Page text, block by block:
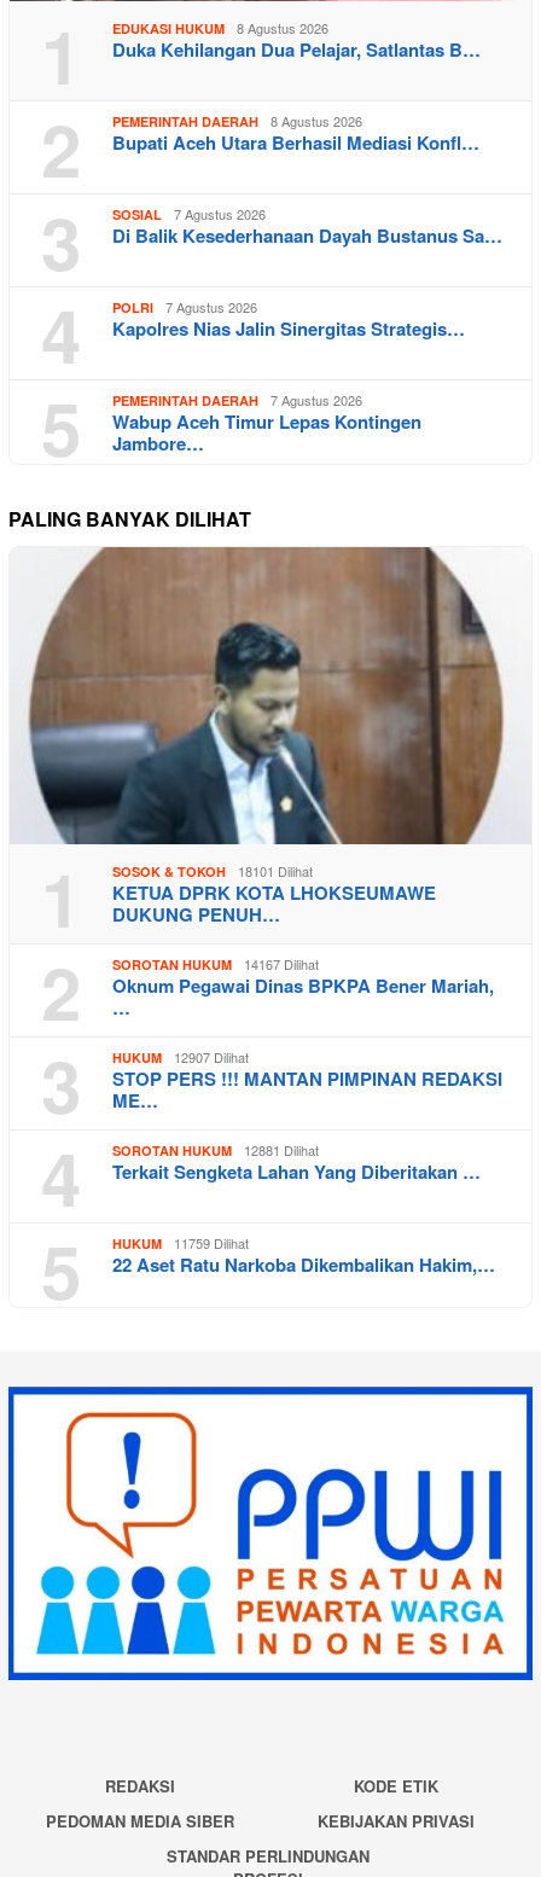
1 EDUKASI HUKUM 8 Agustus 2026
Duka Kehilangan Dua Pelajar, Satlantas B…
2 PEMERINTAH DAERAH 8 Agustus 2026
Bupati Aceh Utara Berhasil Mediasi Konfl…
3 SOSIAL 7 Agustus 2026
Di Balik Kesederhanaan Dayah Bustanus Sa…
4 POLRI 7 Agustus 2026
Kapolres Nias Jalin Sinergitas Strategis…
5 PEMERINTAH DAERAH 7 Agustus 2026
Wabup Aceh Timur Lepas Kontingen
Jambore…
PALING BANYAK DILIHAT
1 SOSOK & TOKOH 18101 Dilihat
KETUA DPRK KOTA LHOKSEUMAWE
DUKUNG PENUH…
2 SOROTAN HUKUM 14167 Dilihat
Oknum Pegawai Dinas BPKPA Bener Mariah,
…
3 HUKUM 12907 Dilihat
STOP PERS !!! MANTAN PIMPINAN REDAKSI
ME…
4 SOROTAN HUKUM 12881 Dilihat
Terkait Sengketa Lahan Yang Diberitakan …
5 HUKUM 11759 Dilihat
22 Aset Ratu Narkoba Dikembalikan Hakim,…
REDAKSI
KODE ETIK
PEDOMAN MEDIA SIBER
KEBIJAKAN PRIVASI
STANDAR PERLINDUNGAN